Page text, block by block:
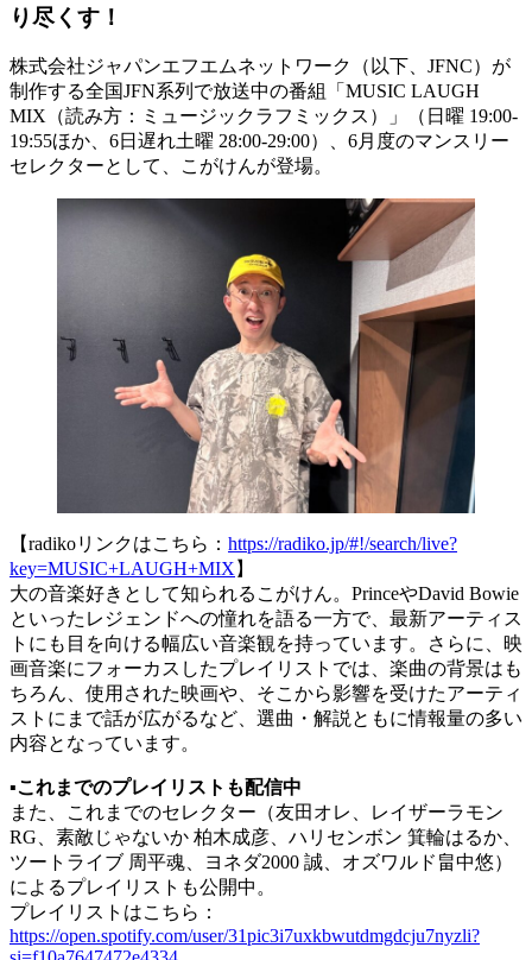
り尽くす！
株式会社ジャパンエフエムネットワーク（以下、JFNC）が
制作する全国JFN系列で放送中の番組「MUSIC LAUGH
MIX（読み方：ミュージックラフミックス）」（日曜 19:00-
19:55ほか、6日遅れ土曜 28:00-29:00）、6月度のマンスリー
セレクターとして、こがけんが登場。
【radikoリンクはこちら： https://radiko.jp/#!/search/live?
key=MUSIC+LAUGH+MIX 】
大の音楽好きとして知られるこがけん。PrinceやDavid Bowie
といったレジェンドへの憧れを語る一方で、最新アーティス
トにも目を向ける幅広い音楽観を持っています。さらに、映
画音楽にフォーカスしたプレイリストでは、楽曲の背景はも
ちろん、使用された映画や、そこから影響を受けたアーティ
ストにまで話が広がるなど、選曲・解説ともに情報量の多い
内容となっています。
▪️これまでのプレイリストも配信中
また、これまでのセレクター（友田オレ、レイザーラモン
RG、素敵じゃないか 柏木成彦、ハリセンボン 箕輪はるか、
ツートライブ 周平魂、ヨネダ2000 誠、オズワルド畠中悠）
によるプレイリストも公開中。
プレイリストはこちら：
https://open.spotify.com/user/31pic3i7uxkbwutdmgdcju7nyzli?